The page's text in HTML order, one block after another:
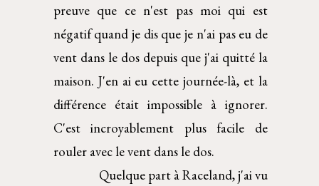
preuve que ce n'est pas moi qui est
négatif quand je dis que je n'ai pas eu de
vent dans le dos depuis que j'ai quitté la
maison. J'en ai eu cette journée-là, et la
différence était impossible à ignorer.
C'est incroyablement plus facile de
rouler avec le vent dans le dos.
Quelque part à Raceland, j'ai vu